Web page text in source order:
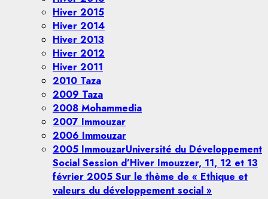
Hiver 2015
Hiver 2014
Hiver 2013
Hiver 2012
Hiver 2011
2010 Taza
2009 Taza
2008 Mohammedia
2007 Immouzar
2006 Immouzar
2005 ImmouzarUniversité du Développement
Social Session d’Hiver Imouzzer, 11, 12 et 13
février 2005 Sur le thème de « Ethique et
valeurs du développement social »